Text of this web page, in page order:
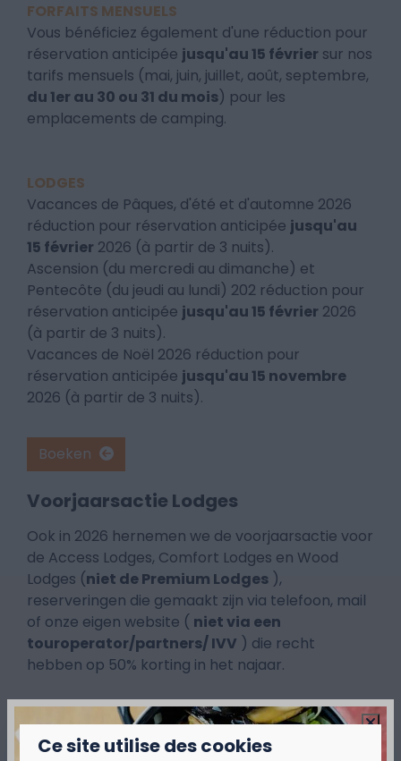
FORFAITS MENSUELS
Vous bénéficiez également d'une réduction pour
réservation anticipée jusqu'au 15 février sur nos
tarifs mensuels (mai, juin, juillet, août, septembre,
du 1er au 30 ou 31 du mois) pour les
emplacements de camping.
LODGES
Vacances de Pâques, d'été et d'automne 2026
réduction pour réservation anticipée jusqu'au
15 février 2026 (à partir de 3 nuits).
Ascension (du mercredi au dimanche) et
Pentecôte (du jeudi au lundi) 202 réduction pour
réservation anticipée jusqu'au 15 février 2026
(à partir de 3 nuits).
Vacances de Noël 2026 réduction pour
réservation anticipée jusqu'au 15 novembre
2026 (à partir de 3 nuits).
Boeken
Voorjaarsactie Lodges
Ook in 2026 hernemen we de voorjaarsactie voor
de Access Lodges, Comfort Lodges en Wood
Lodges (niet de Premium Lodges ),
reserveringen die gemaakt zijn via telefoon, mail
of onze eigen website ( niet via een
touroperator/partners/ IVV ) die recht
hebben op 50% korting in het najaar.
Een geboekt verblijf van3 overnachtingen
of meer tussen 01-01-2026 en 26-06-2026
Ce site utilise des cookies